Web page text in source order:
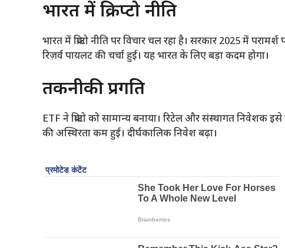
भारत में क्रिप्टो नीति
भारत में क्रिप्टो नीति पर विचार चल रहा है। सरकार 2025 में
रिज़र्व पायलट की चर्चा हुई। यह भारत के लिए बड़ा कदम होगा।
तकनीकी प्रगति
ETF ने क्रिप्टो को सामान्य बनाया। रिटेल और संस्थागत निवेशक
की अस्थिरता कम हुई। दीर्घकालिक निवेश बढ़ा।